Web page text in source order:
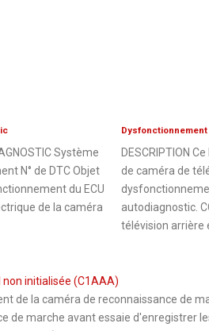
Système
N° de DTC Objet
du ECU
de la caméra
Dysfonctionnement
DESCRIPTION
de caméra de
autodiagnostic.
télévision arrière
initialisée (C1AAA)
de la caméra de reconnaissance de
de marche avant essaie d'enregistrer